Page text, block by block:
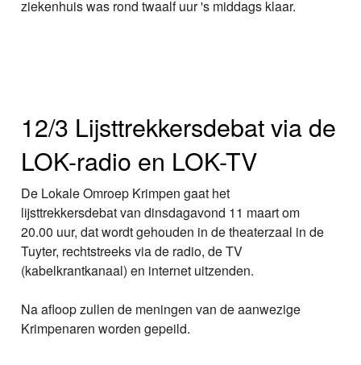
ziekenhuis was rond twaalf uur 's middags klaar.
12/3 Lijsttrekkersdebat via de
LOK-radio en LOK-TV
De Lokale Omroep Krimpen gaat het
lijsttrekkersdebat van dinsdagavond 11 maart om
20.00 uur, dat wordt gehouden in de theaterzaal in de
Tuyter, rechtstreeks via de radio, de TV
(kabelkrantkanaal) en internet uitzenden.
Na afloop zullen de meningen van de aanwezige
Krimpenaren worden gepeild.